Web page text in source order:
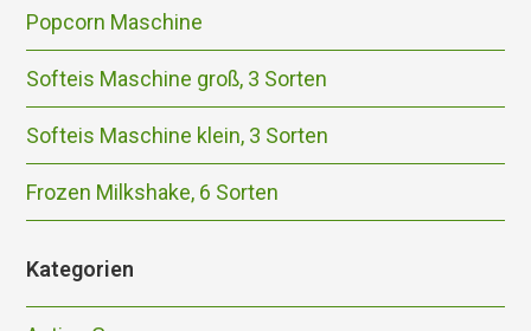
Popcorn Maschine
Softeis Maschine groß, 3 Sorten
Softeis Maschine klein, 3 Sorten
Frozen Milkshake, 6 Sorten
Kategorien